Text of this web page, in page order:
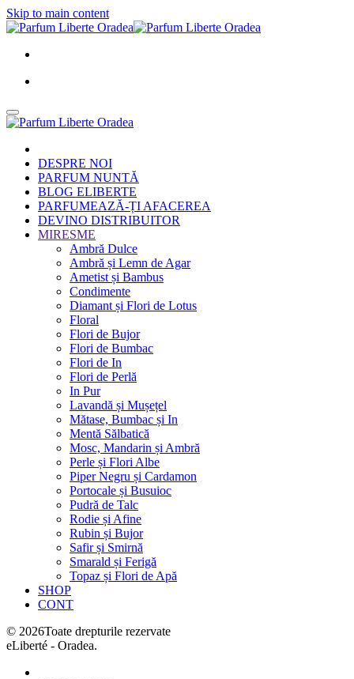
Skip to main content
DESPRE NOI
PARFUM NUNTĂ
BLOG ELIBERTE
PARFUMEAZĂ-ȚI AFACEREA
DEVINO DISTRIBUITOR
MIRESME
Ambră Dulce
Ambră și Lemn de Agar
Ametist și Bambus
Condimente
Diamant și Flori de Lotus
Floral
Flori de Bujor
Flori de Bumbac
Flori de In
Flori de Perlă
In Pur
Lavandă și Mușețel
Mătase, Bumbac și In
Mentă Sălbatică
Mosc, Mandarin și Ambră
Perle și Flori Albe
Piper Negru și Cardamon
Portocale și Busuioc
Pudră de Talc
Rodie și Afine
Rubin și Bujor
Safir și Smirnă
Smarald și Ferigă
Topaz și Flori de Apă
SHOP
CONT
© 2026Toate drepturile rezervate
eLiberté - Oradea.